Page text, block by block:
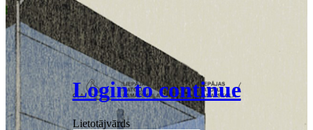
Login to continue
Lietotājvārds